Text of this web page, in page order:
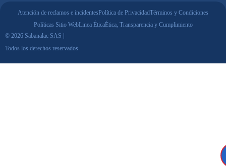
© 2026 Sabanalac SAS |
Todos los derechos reservados.
Atención de reclamos e incidentesPolítica de PrivacidadTérminos y Condiciones
Políticas Sitio WebLinea ÉticaÉtica, Transparencia y Cumplimiento